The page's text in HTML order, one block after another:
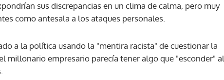
sus discrepancias en un clima de calma, pero muy
como antesala a los ataques personales.
a la política usando la "mentira racista" de cuestionar la
millonario empresario parecía tener algo que "esconder" al